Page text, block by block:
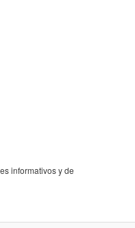
informativos y de